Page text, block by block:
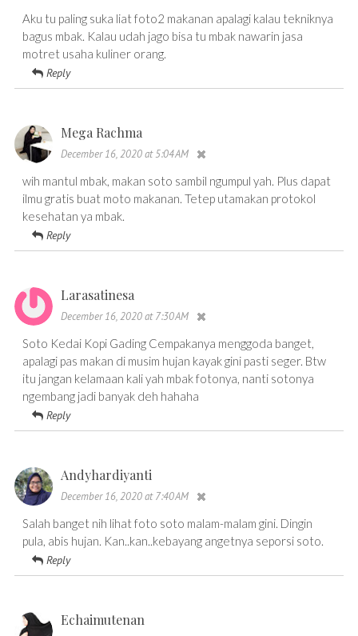
Aku tu paling suka liat foto2 makanan apalagi kalau tekniknya
bagus mbak. Kalau udah jago bisa tu mbak nawarin jasa
motret usaha kuliner orang.
Reply
Mega Rachma
December 16, 2020 at 5:04 AM
wih mantul mbak, makan soto sambil ngumpul yah. Plus dapat
ilmu gratis buat moto makanan. Tetep utamakan protokol
kesehatan ya mbak.
Reply
Larasatinesa
December 16, 2020 at 7:30 AM
Soto Kedai Kopi Gading Cempakanya menggoda banget,
apalagi pas makan di musim hujan kayak gini pasti seger. Btw
itu jangan kelamaan kali yah mbak fotonya, nanti sotonya
ngembang jadi banyak deh hahaha
Reply
Andyhardiyanti
December 16, 2020 at 7:40 AM
Salah banget nih lihat foto soto malam-malam gini. Dingin
pula, abis hujan. Kan..kan..kebayang angetnya seporsi soto.
Reply
Echaimutenan